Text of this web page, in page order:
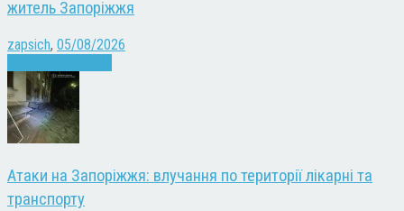
житель Запоріжжя
zapsich, 05/08/2026
Атаки на Запоріжжя: влучання по території лікарні та
транспорту